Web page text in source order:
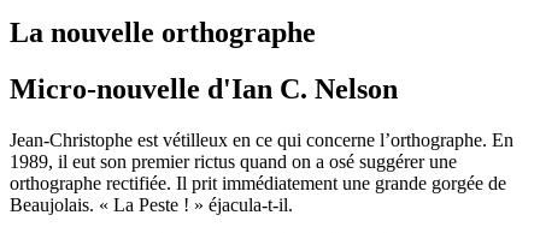
La nouvelle orthographe
Micro-nouvelle d'Ian C. Nelson
Jean-Christophe est vétilleux en ce qui concerne l’orthographe. En
1989, il eut son premier rictus quand on a osé suggérer une
orthographe rectifiée. Il prit immédiatement une grande gorgée de
Beaujolais. « La Peste ! » éjacula-t-il.